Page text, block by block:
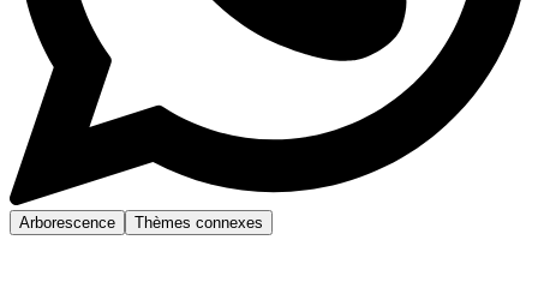
Arborescence Thèmes connexes